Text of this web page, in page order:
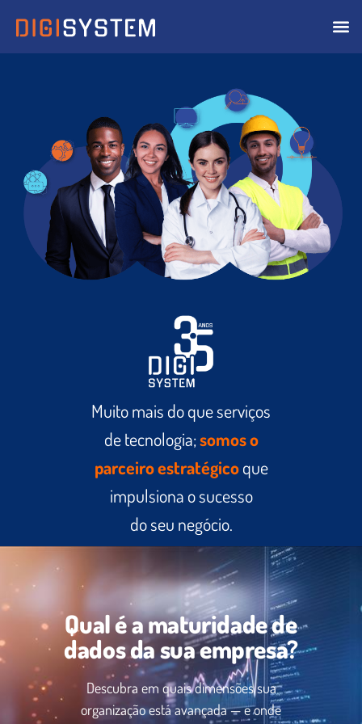
Muito mais do que serviços
de tecnologia;somos o
parceiroestratégicoque
impulsiona osucesso
do seu negócio.
Qual é a maturidade de
dados da sua empresa?
Descubra em quais dimensões sua
organização está avançada — e onde